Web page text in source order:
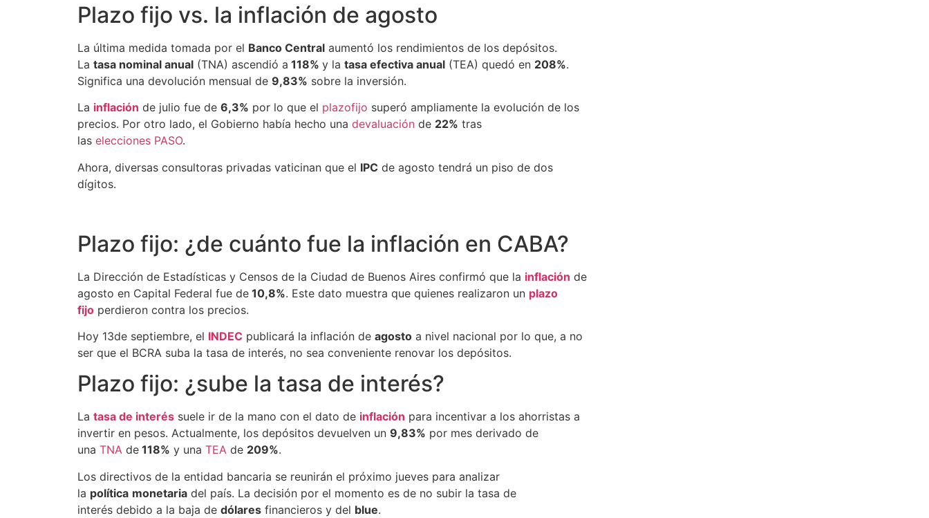
Plazo fijo vs. la inflación de agosto
La última medida tomada por el Banco Central aumentó los rendimientos de los depósitos.
La tasa nominal anual (TNA) ascendió a 118% y la tasa efectiva anual (TEA) quedó en 208%.
Significa una devolución mensual de 9,83% sobre la inversión.
La inflación de julio fue de 6,3% por lo que el plazofijo superó ampliamente la evolución de los
precios. Por otro lado, el Gobierno había hecho una devaluación de 22% tras
las elecciones PASO.
Ahora, diversas consultoras privadas vaticinan que el IPC de agosto tendrá un piso de dos
dígitos.
Plazo fijo: ¿de cuánto fue la inflación en CABA?
La Dirección de Estadísticas y Censos de la Ciudad de Buenos Aires confirmó que la inflación de
agosto en Capital Federal fue de 10,8%. Este dato muestra que quienes realizaron un plazo
fijo perdieron contra los precios.
Hoy 13de septiembre, el INDEC publicará la inflación de agosto a nivel nacional por lo que, a no
ser que el BCRA suba la tasa de interés, no sea conveniente renovar los depósitos.
Plazo fijo: ¿sube la tasa de interés?
La tasa de interés suele ir de la mano con el dato de inflación para incentivar a los ahorristas a
invertir en pesos. Actualmente, los depósitos devuelven un 9,83% por mes derivado de
una TNA de 118% y una TEA de 209%.
Los directivos de la entidad bancaria se reunirán el próximo jueves para analizar
la política monetaria del país. La decisión por el momento es de no subir la tasa de
interés debido a la baja de dólares financieros y del blue.